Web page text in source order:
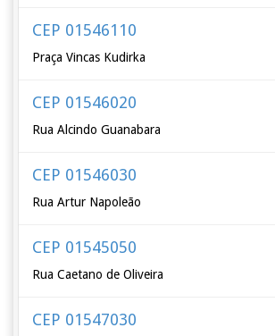
CEP 01546110
Praça Vincas Kudirka
CEP 01546020
Rua Alcindo Guanabara
CEP 01546030
Rua Artur Napoleão
CEP 01545050
Rua Caetano de Oliveira
CEP 01547030